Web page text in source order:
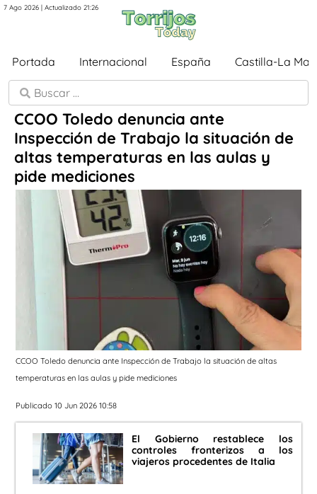
7 Ago 2026 | Actualizado 21:26
Portada Internacional España Castilla-La
CCOO Toledo denuncia ante
Inspección de Trabajo la situación de
altas temperaturas en las aulas y
pide mediciones
CCOO Toledo denuncia ante Inspección de Trabajo la situación de altas
temperaturas en las aulas y pide mediciones
Publicado 10 Jun 2026 10:58
El Gobierno restablece los
controles fronterizos a los
viajeros procedentes de Italia